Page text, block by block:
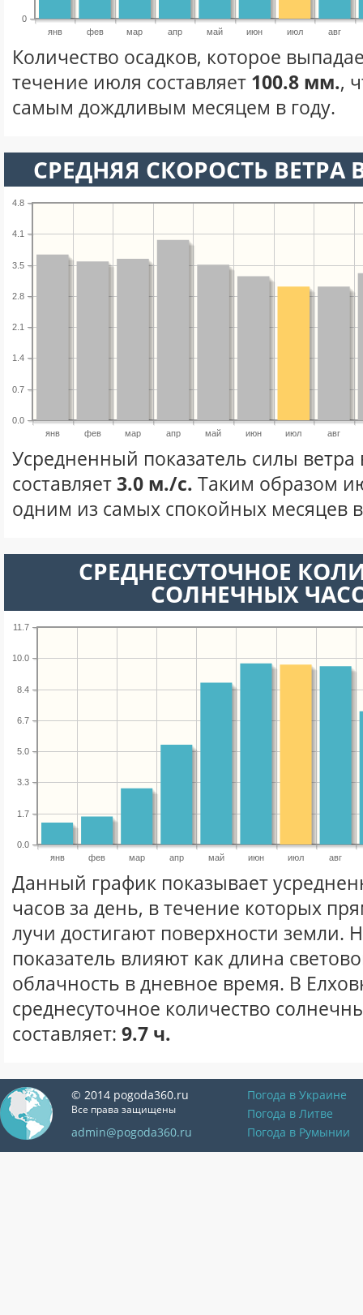
янв фев мар апр май июн июл авг
0
Количество осадков, которое
течение июля составляет 100.8 мм.,
самым дождливым месяцем в году.
СРЕДНЯЯ СКОРОСТЬ
янв фев мар апр май июн июл авг
0.0
0.7
1.4
2.1
2.8
3.5
4.1
4.8
Усредненный показатель силы
составляет3.0 м./с. Таким образом
одним из самых спокойных месяцев
СРЕДНЕСУТОЧНОЕ
СОЛНЕЧНЫХ
янв фев мар апр май июн июл авг
0.0
1.7
3.3
5.0
6.7
8.4
10.0
11.7
Данный график показывает
часов за день, в течение которых
лучи достигают поверхности земли.
показатель влияют как длина
облачность в дневное время. В
среднесуточное количество
составляет: 9.7 ч.
© 2014 pogoda360.ru
Все права защищены
admin@pogoda360.ru
Погода в Украине
Погода в Литве
Погода в Румынии